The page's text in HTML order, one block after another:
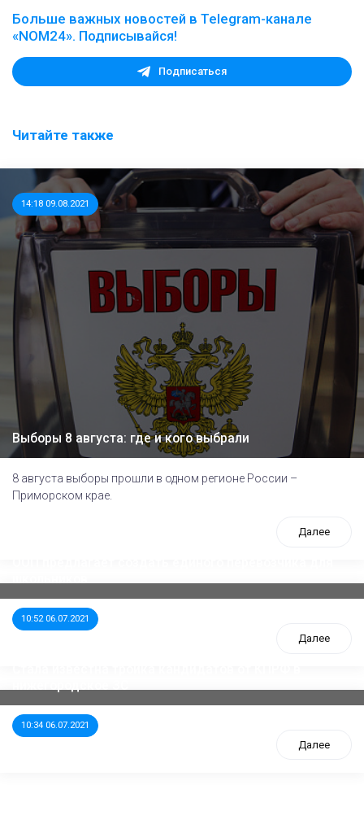
Больше важных новостей в Telegram-канале
«NOM24». Подписывайся!
Подписаться
Читайте также
14:18 09.08.2021
Выборы 8 августа: где и кого выбрали
8 августа выборы прошли в одном регионе России –
Приморском крае.
Далее
10:52 06.07.2021
Далее
10:34 06.07.2021
Далее